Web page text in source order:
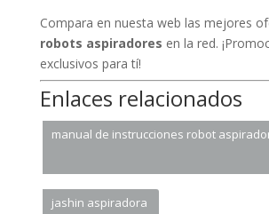
Compara en nuesta web las mejores
robots aspiradores en la red.
exclusivos para tí!
Enlaces relacionados
manual de instrucciones robot
jashin aspiradora